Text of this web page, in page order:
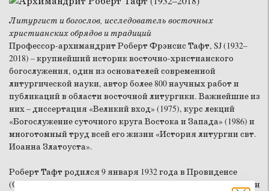
Литургист и богослов, исследователь восточных
христианских обрядов и традиций
Профессор-архимандрит Роберт Фрэнсис Тафт, SJ (1932–
2018) – крупнейший историк восточно-христианского
богослужения, один из основателей современной
литургической науки, автор более 800 научных работ и
публикаций в области восточной литургики. Важнейшие из
них – диссертация «Великий вход» (1975), курс лекций
«Богослужение суточного круга Востока и Запада» (1986) и
многотомный труд всей его жизни «История литургии свт.
Иоанна Златоуста».
Роберт Тафт родился 9 января 1932 года в Провиденсе
(США). В возрасте 17 лет вступил в Общество Иисуса (Орден